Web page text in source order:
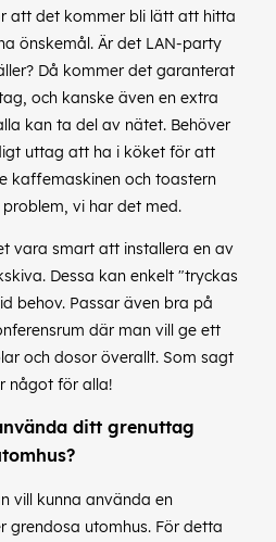
att det kommer bli lätt att hitta
önskemål. Är det LAN-party
Då kommer det garanterat
och kanske även en extra
kan ta del av nätet. Behöver
uttag att ha i köket för att
kaffemaskinen och toastern
vi har det med.
vara smart att installera en av
Dessa kan enkelt "tryckas
behov. Passar även bra på
där man vill ge ett
och dosor överallt. Som sagt
något för alla!
ditt grenuttag
vill kunna använda en
grendosa utomhus. För detta